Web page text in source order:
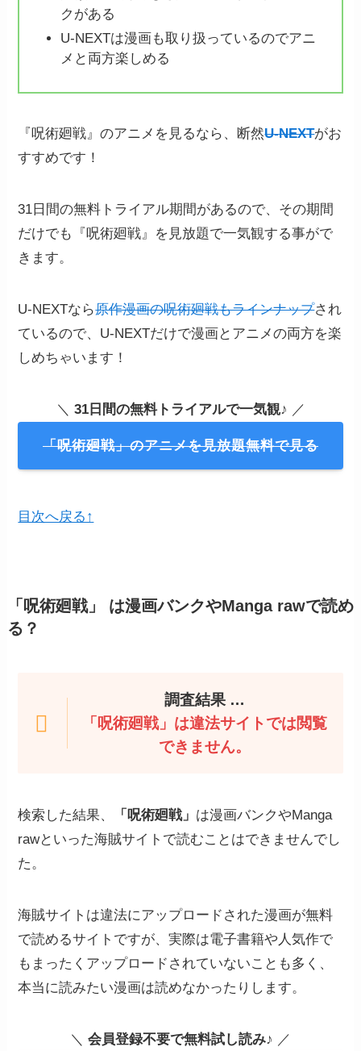
クがある
U-NEXTは漫画も取り扱っているのでアニ
メと両方楽しめる
『呪術廻戦』のアニメを見るなら、断然U-NEXTがお
すすめです！
31日間の無料トライアル期間があるので、その期間
だけでも『呪術廻戦』を見放題で一気観する事がで
きます。
U-NEXTなら原作漫画の呪術廻戦もラインナップされ
ているので、U-NEXTだけで漫画とアニメの両方を楽
しめちゃいます！
＼ 31日間の無料トライアルで一気観♪ ／
「呪術廻戦」のアニメを見放題無料で見る
目次へ戻る↑
「呪術廻戦」
は漫画バンクやManga rawで読め
る？
調査結果 …
「呪術廻戦」は違法サイトでは閲覧
できません。
検索した結果、 「呪術廻戦」 は漫画バンクやManga
rawといった海賊サイトで読むことはできませんでし
た。
海賊サイトは違法にアップロードされた漫画が無料
で読めるサイトですが、実際は電子書籍や人気作で
もまったくアップロードされていないことも多く、
本当に読みたい漫画は読めなかったりします。
＼ 会員登録不要で無料試し読み♪ ／